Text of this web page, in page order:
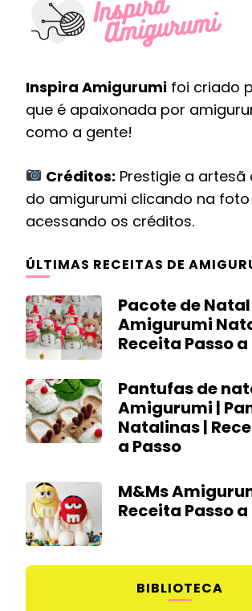
Inspira Amigurumi foi criado
que é apaixonada por
como a gente!
Créditos: Prestigie a artesã
do amigurumi clicando na
acessando os créditos.
ÚLTIMAS RECEITAS DE
Pacote de Natal
Amigurumi
Receita Passo a
Pantufas de
Amigurumi |
Natalinas |
a Passo
M&Ms
Receita Passo a
BIBLIOTECA